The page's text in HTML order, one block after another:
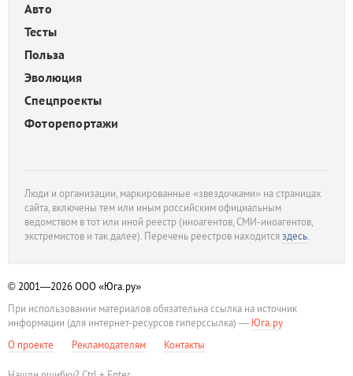
Авто
Тесты
Польза
Эволюция
Спецпроекты
Фоторепортажи
Люди и организации, маркированные «звездочками» на страницах
сайта, включены тем или иным российским официальным
ведомством в тот или иной реестр (иноагентов, СМИ-иноагентов,
экстремистов и так далее). Перечень реестров находитсяздесь.
© 2001—2026ООО «Юга.ру»
При использовании материалов обязательна ссылка на источник
информации (для интернет-ресурсов гиперссылка) — Юга.ру
О проекте
Рекламодателям Контакты